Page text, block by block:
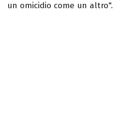
un omicidio come un altro".